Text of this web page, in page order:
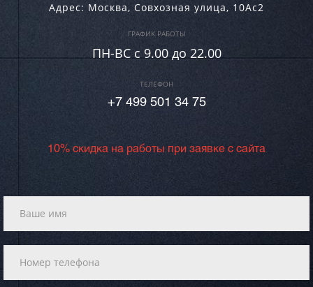
Адрес: Москва, Совхозная улица, 10Ас2
ГРАФИК РАБОТЫ
ПН-ВC c 9.00 до 22.00
ТЕЛЕФОН
+7 499 501 34 75
10% скидка на работы при заявке с сайта